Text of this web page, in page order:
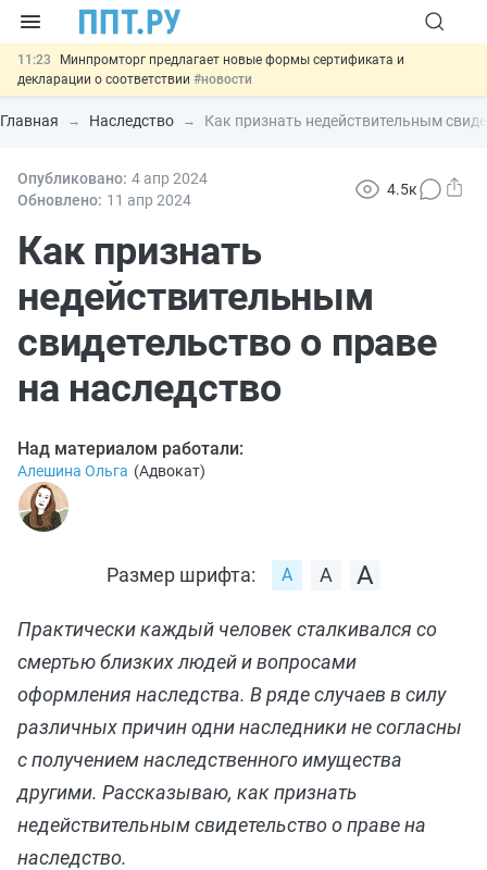
11:23
Минпромторг предлагает новые формы сертификата и
декларации о соответствии #новости
10:09 Риск атак БПЛА можно учитывать при оценке профрисков
#новости
05.08 Обновили сообщения НПФ о договорах НПО и долгосрочных
сбережений#новости
#новости
Главная Наследство Как признать недействительным
Опубликовано: 4 апр 2024
Обновлено: 11 апр 2024
4.5к
Как признать
недействительным
свидетельство о праве
на наследство
Над материалом работали:
Алешина Ольга (Адвокат)
Размер шрифта:
Практически каждый человек сталкивался со
смертью близких людей и вопросами
оформления наследства. В ряде случаев в силу
различных причин одни наследники не согласны
с получением наследственного имущества
другими. Рассказываю, как признать
недействительным свидетельство о праве на
наследство.